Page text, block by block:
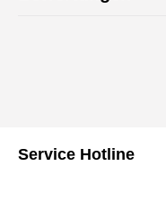
Service Hotline